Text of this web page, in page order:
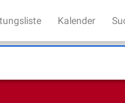
Kalender